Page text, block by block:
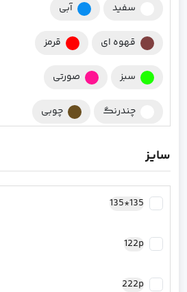
سفید آبی
قهوه ای قرمز
سبز صورتی
چندرنگ چوبی
نقره ای
رزگلد مسی
سایز
135*135
122p
222p